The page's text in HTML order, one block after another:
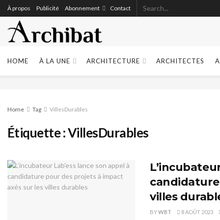
À propos Publicité Abonnement Contact
HOME À LA UNE ARCHITECTURE ARCHITECTES
Home Tag VillesDurables
Étiquette :VillesDurables
villes
BYWBT 8 AOÛT 2023